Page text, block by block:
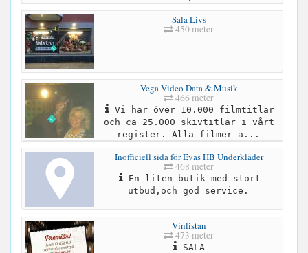
Sala Livs
450 meter
Vega Video Data & Musik
466 meter
Vi har över 10.000 filmtitlar
och ca 25.000 skivtitlar i vårt
register. Alla filmer ä...
Inofficiell sida för Evas HB Underkläder
468 meter
En liten butik med stort
utbud,och god service.
Vinlistan
473 meter
SALA